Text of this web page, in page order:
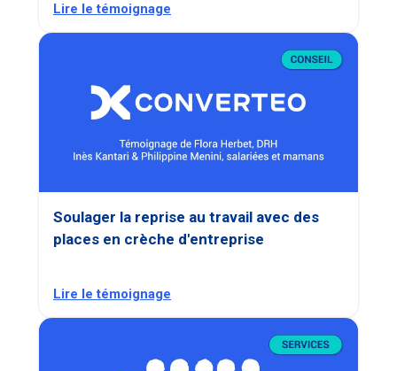
Lire le témoignage
Soulager la reprise au travail avec des
places en crèche d'entreprise
Lire le témoignage